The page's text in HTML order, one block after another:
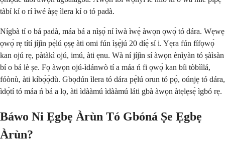
tàbí kí o rí ìwé àṣẹ ìlera kí o tó padà.
Nígbà tí o bá padà, máa bá a nìṣọ́ ní ìwà ìwẹ̀ àwọn ọwọ́ tó dára. Wẹwẹ
ọwọ́ rẹ títí jíjìn pẹ̀lú ọṣẹ àti omi fún ìṣẹ́jú 20 díẹ̀ sí i. Yẹra fún fífọwọ́
kan ojú rẹ, pàtàkì ojú, imú, àti ẹnu. Wà ní jíjìn sí àwọn ènìyàn tó ṣàìsàn
bí o bá lè ṣe. Fọ àwọn ojú-ìdánwò tí a máa ń fi ọwọ́ kan bíi tòbììlá,
fóònù, àti kíbọ́ọ̀dù. Gbọdún ìlera tó dára pẹ̀lú orun tó pọ̀, oúnjẹ tó dára,
ìdọ̀tí tó máa ń bá a lọ, àti ìdààmú ìdààmú láti gbà àwọn àtẹlẹsẹ̀ ìgbó rẹ.
Báwo Ni Ẹgbẹ Àrùn Tó Gbóná Ṣe Ẹgbẹ
Àrùn?